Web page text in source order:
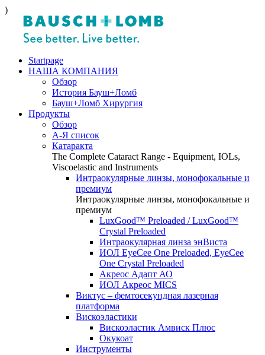
)
Startpage
НАША КОМПАНИЯ
Обзор
История Бауш+Ломб
Бауш+Ломб Хирургия
Продукты
Обзор
А-Я список
Катаракта
The Complete Cataract Range - Equipment, IOLs,
Viscoelastic and Instruments
Интраокулярные линзы, монофокальные и
премиум
Интраокулярные линзы, монофокальные и
премиум
LuxGood™ Preloaded / LuxGood™
Crystal Preloaded
Интраокулярная линза энВиста
ИОЛ EyeCee One Preloaded, EyeCee
One Crystal Preloaded
Акреос Адапт АО
ИОЛ Акреос MICS
Виктус – фемтосекундная лазерная
платформа
Вискоэластики
Вискоэластик Амвиск Плюс
Окукоат
Инструменты